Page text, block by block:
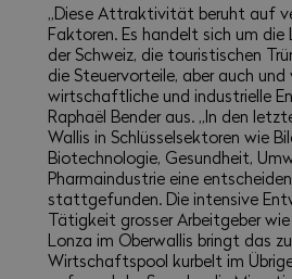
„Diese Attraktivität beruht auf
Faktoren. Es handelt sich um
der Schweiz, die touristischen
die Steuervorteile, aber auch und
wirtschaftliche und industrielle
Raphaël Bender aus. „In den
Wallis in Schlüsselsektoren wie
Biotechnologie, Gesundheit,
Pharmaindustrie eine
stattgefunden. Die intensive
Tätigkeit grosser Arbeitgeber wie
Lonza im Oberwallis bringt das
Wirtschaftspool kurbelt im